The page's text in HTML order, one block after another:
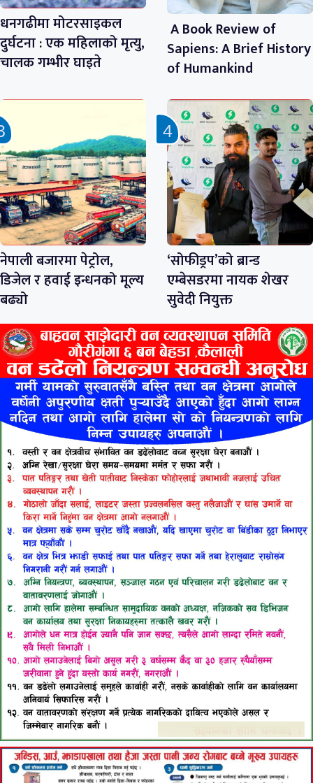
धनगढीमा मोटरसाइकल
दुर्घटना : एक महिलाको मृत्यु,
चालक गम्भीर घाइते
A Book Review of
Sapiens: A Brief History
of Humankind
नेपाली बजारमा पेट्रोल,
डिजेल र हवाई इन्धनको मूल्य
बढ्यो
‘सोफीड्रप’को ब्रान्ड
एम्बेसडरमा नायक शेखर
सुवेदी नियुक्त